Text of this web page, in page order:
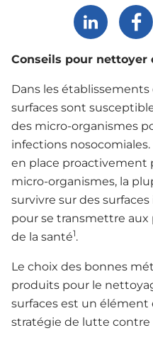
Share via
Conseils pour nettoyer
Dans les établissements
surfaces sont
des micro-organismes
infections
en place proactivement
micro-organismes, la
survivre sur des
pour se transmettre
de la santé1.
Le choix des bonnes
produits pour le
surfaces est un
stratégie de lutte contre